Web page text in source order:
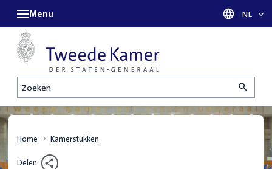
Zoeken
Menu Taal
NL
Home Kamerstukken
Delen